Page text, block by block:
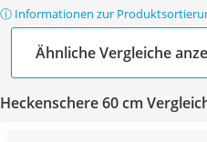
ⓘ Informationen zur
Ähnliche Vergleiche
Heckenschere 60 cm